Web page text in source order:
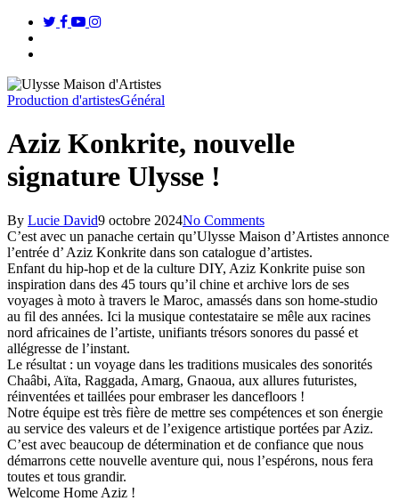
twitterfacebook
youtubeinstagram
Production d'artistesGénéral
Aziz Konkrite, nouvelle
signature Ulysse !
By Lucie David9 octobre 2024No Comments
C’est avec un panache certain qu’Ulysse Maison d’Artistes annonce
l’entrée d’ Aziz Konkrite dans son catalogue d’artistes.
Enfant du hip-hop et de la culture DIY, Aziz Konkrite puise son
inspiration dans des 45 tours qu’il chine et archive lors de ses
voyages à moto à travers le Maroc, amassés dans son home-studio
au fil des années. Ici la musique contestataire se mêle aux racines
nord africaines de l’artiste, unifiants trésors sonores du passé et
allégresse de l’instant.
Le résultat : un voyage dans les traditions musicales des sonorités
Chaâbi, Aïta, Raggada, Amarg, Gnaoua, aux allures futuristes,
réinventées et taillées pour embraser les dancefloors !
Notre équipe est très fière de mettre ses compétences et son énergie
au service des valeurs et de l’exigence artistique portées par Aziz.
C’est avec beaucoup de détermination et de confiance que nous
démarrons cette nouvelle aventure qui, nous l’espérons, nous fera
toutes et tous grandir.
Welcome Home Aziz !